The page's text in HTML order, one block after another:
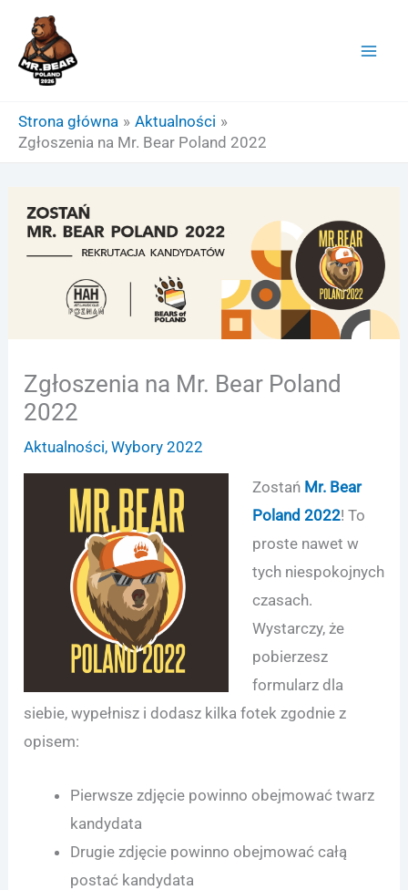
Przejdź
treści
Strona główna
Aktualności
Zgłoszenia na Mr. Bear Poland 2022
Zgłoszenia na Mr. Bear Poland
2022
Aktualności,Wybory 2022
Zostań Mr. Bear
Poland 2022! To
proste nawet w
tych niespokojnych
czasach.
Wystarczy, że
pobierzesz
formularz dla
siebie, wypełnisz i dodasz kilka fotek zgodnie z
opisem:
Pierwsze zdjęcie powinno obejmować twarz
kandydata
Drugie zdjęcie powinno obejmować całą
postać kandydata